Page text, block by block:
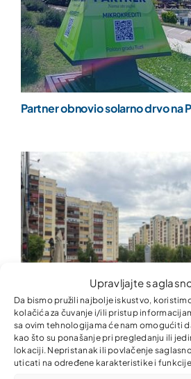
Upravljajte
Da bismo pružili najbolje iskustvo,
kolačića za čuvanje i/ili pristup
sa ovim tehnologijama će nam omogućiti
kao što su ponašanje pri pregledanju ili
lokaciji. Nepristanak ili povlačenje
uticati na određene karakteristike i
Partner obnovio solarno drvo na
Zajedno za ljepšu i uredniju